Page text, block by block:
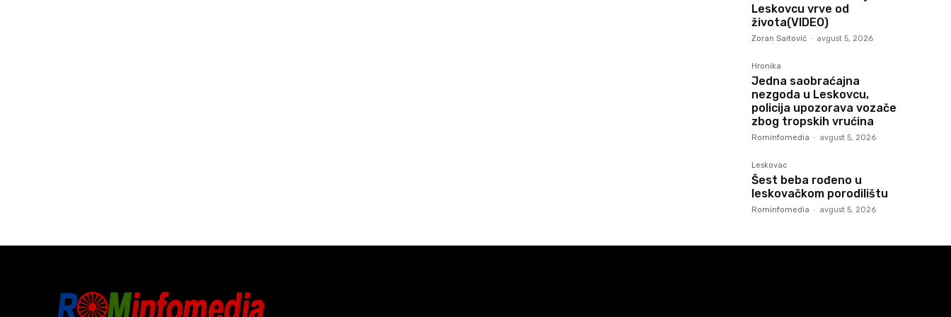
Leskovcu vrve od
života(VIDEO)
Zoran Saitović - avgust 5, 2026
Hronika
Jedna saobraćajna
nezgoda u Leskovcu,
policija upozorava vozače
zbog tropskih vrućina
Rominfomedia - avgust 5, 2026
Leskovac
Šest beba rođeno u
leskovačkom porodilištu
Rominfomedia - avgust 5, 2026